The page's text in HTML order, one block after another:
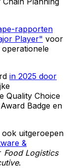
rapporten
Player" voor
in 2025 door
Quality Choice
Badge en
ook uitgeroepen
&
Food Logistics
.